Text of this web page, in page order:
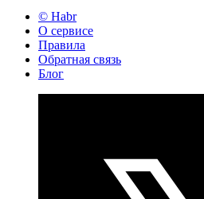
© Habr
О сервисе
Правила
Обратная связь
Блог